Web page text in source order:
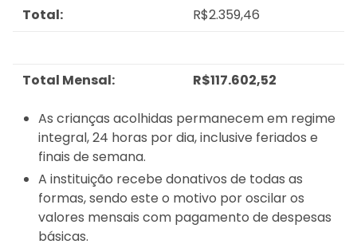
Total:
R$2.359,46
Total Mensal: R$117.602,52
As crianças acolhidas permanecem em regime
integral, 24 horas por dia, inclusive feriados e
finais de semana.
A instituição recebe donativos de todas as
formas, sendo este o motivo por oscilar os
valores mensais com pagamento de despesas
básicas.